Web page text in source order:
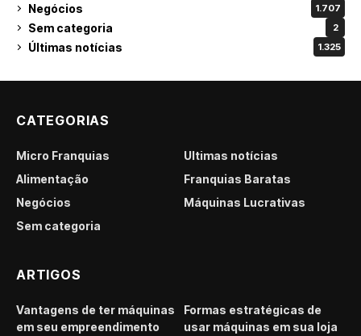
Negócios 1.707
Sem categoria 2
Últimas notícias 1.325
CATEGORIAS
Micro Franquias
Últimas notícias
Alimentação
Franquias Baratas
Negócios
Máquinas Lucrativas
Sem categoria
ARTIGOS
Vantagens de ter máquinas
em seu empreendimento
Formas estratégicas de
usar máquinas em sua loja